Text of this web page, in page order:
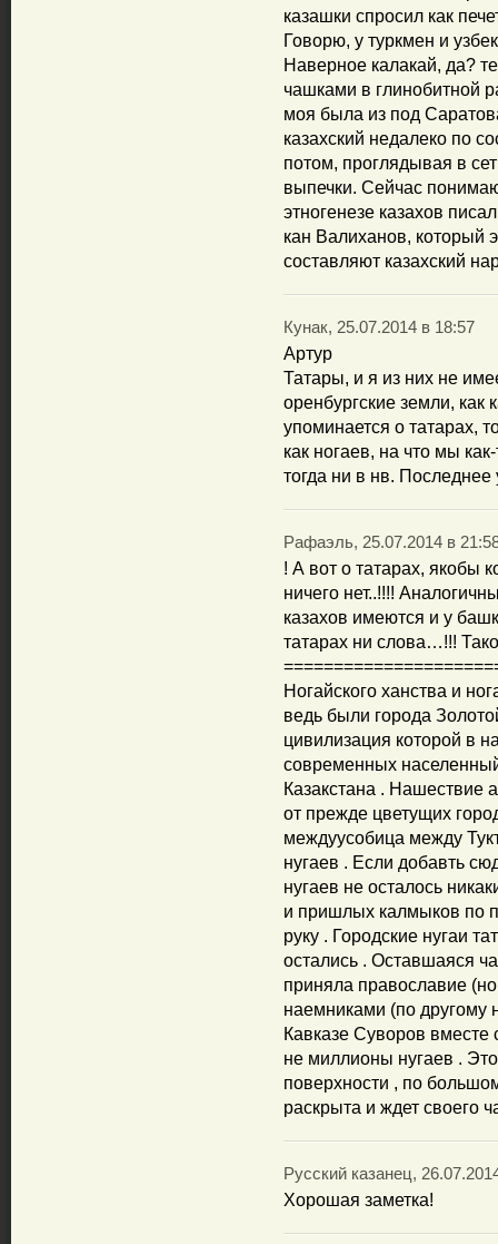
казашки спросил как
Говорю, у туркмен и
Наверное калакай, да?
чашками в глинобитной
моя была из под
казахский недалеко по
потом, проглядывая в
выпечки. Сейчас
этногенезе казахов
кан Валиханов, который
составляют казахский
Кунак, 25.07.2014 в 18:57
Артур
Татары, и я из них не
оренбургские земли, как
упоминается о татарах,
как ногаев, на что мы
тогда ни в нв. Последнее
Рафаэль, 25.07.2014 в
! А вот о татарах, якобы
ничего нет..!!!!
казахов имеются и у
татарах ни слова…!!!
Ногайского ханства и
ведь были города
цивилизация которой в
современных
Казакстана . Нашествие
от прежде цветущих
междуусобица между
нугаев . Если добавть
нугаев не осталось
и пришлых калмыков по
руку . Городские нугаи
остались . Оставшаяся
приняла православие
наемниками (по
Кавказе Суворов вместе
не миллионы нугаев .
поверхности , по
раскрыта и ждет своего
Русский казанец,
Хорошая заметка!